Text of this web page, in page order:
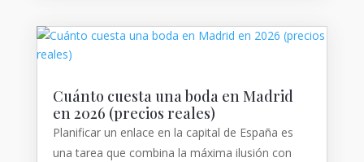
Cuánto cuesta una boda en Madrid
en 2026 (precios reales)
Planificar un enlace en la capital de España es
una tarea que combina la máxima ilusión con